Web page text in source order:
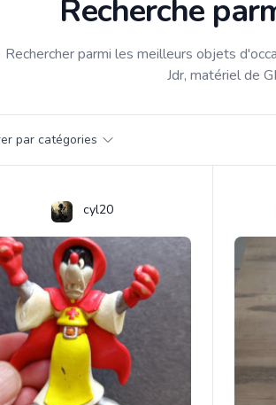
Recherche
Rechercher parmi les meilleurs objets
Jdr, matériel de
par catégories
cyl20